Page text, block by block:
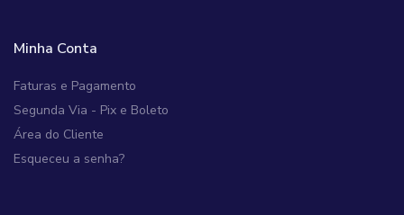
Minha Conta
Faturas e Pagamento
Segunda Via - Pix e Boleto
Área do Cliente
Esqueceu a senha?